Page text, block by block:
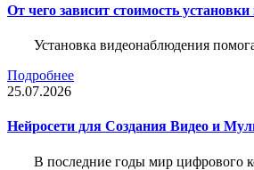
От чего зависит стоимость
Установка видеонаблюдения
Подробнее
25.07.2026
Нейросети для Создания Видео и
В последние годы мир цифрового